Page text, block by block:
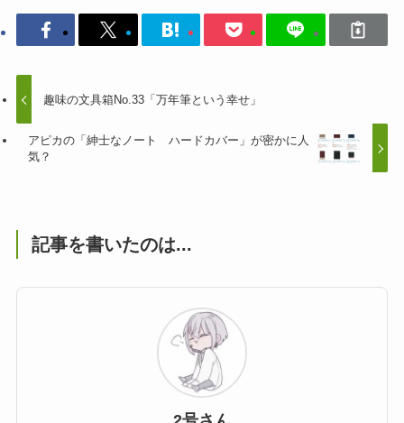
趣味の文具箱No.33「万年筆という幸せ」
アピカの「紳士なノート ハードカバー」が密かに人
気？
記事を書いたのは...